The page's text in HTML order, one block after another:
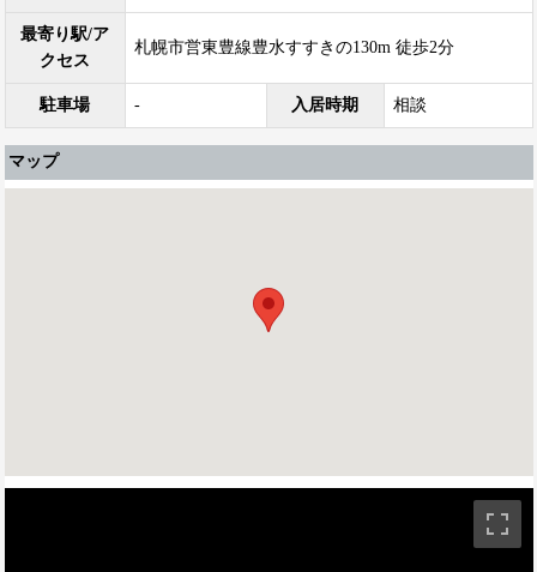
最寄り駅/ア
クセス
札幌市営東豊線豊水すすきの130m 徒歩2分
駐車場 - 入居時期 相談
マップ